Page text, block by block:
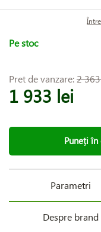
Pe stoc
Pret de vanzare:2
1 933 lei
Puneți în
Parametri
Despre brand